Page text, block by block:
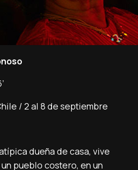
/ 2 al 8 de septiembre
dueña de casa, vive
pueblo costero, en un